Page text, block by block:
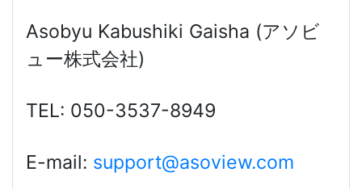
Asobyu Kabushiki Gaisha (アソビ
ュー株式会社)
TEL: 050-3537-8949
E-mail: support@asoview.com